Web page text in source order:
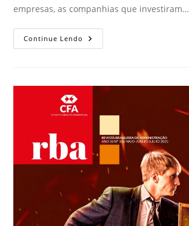
empresas, as companhias que investiram…
Continue Lendo